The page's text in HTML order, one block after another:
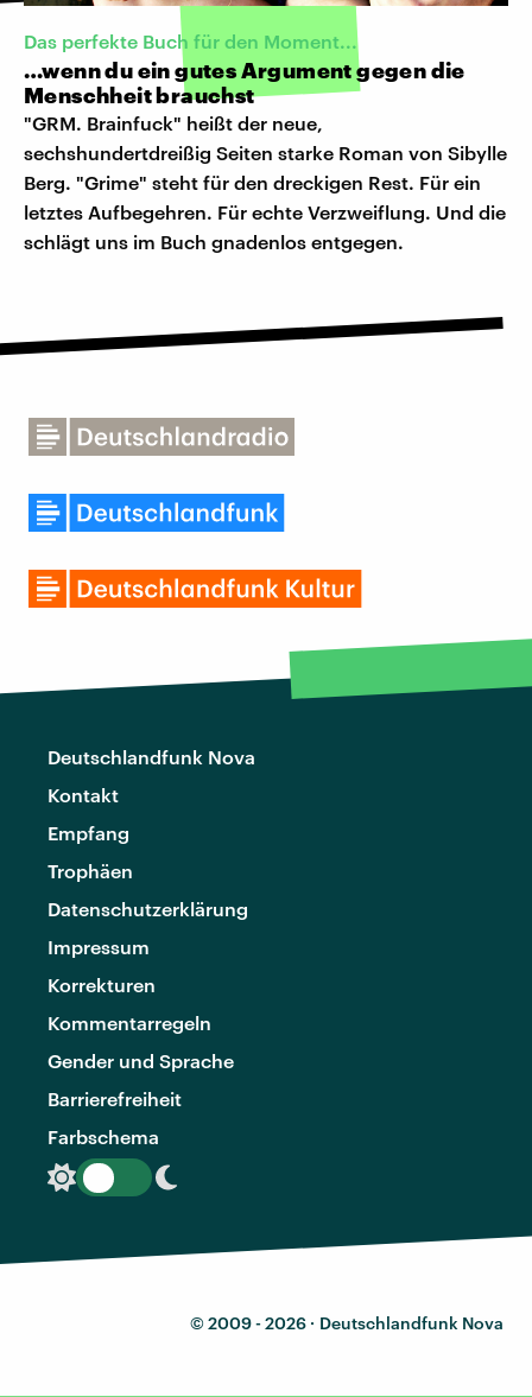
Das perfekte Buch für den Moment...
…wenn du ein gutes Argument gegen die
Menschheit brauchst
"GRM. Brainfuck" heißt der neue,
sechshundertdreißig Seiten starke Roman von Sibylle
Berg. "Grime" steht für den dreckigen Rest. Für ein
letztes Aufbegehren. Für echte Verzweiflung. Und die
schlägt uns im Buch gnadenlos entgegen.
Deutschlandfunk Nova
Kontakt
Empfang
Trophäen
Datenschutzerklärung
Impressum
Korrekturen
Kommentarregeln
Gender und Sprache
Barrierefreiheit
Farbschema
© 2009 - 2026 · Deutschlandfunk Nova